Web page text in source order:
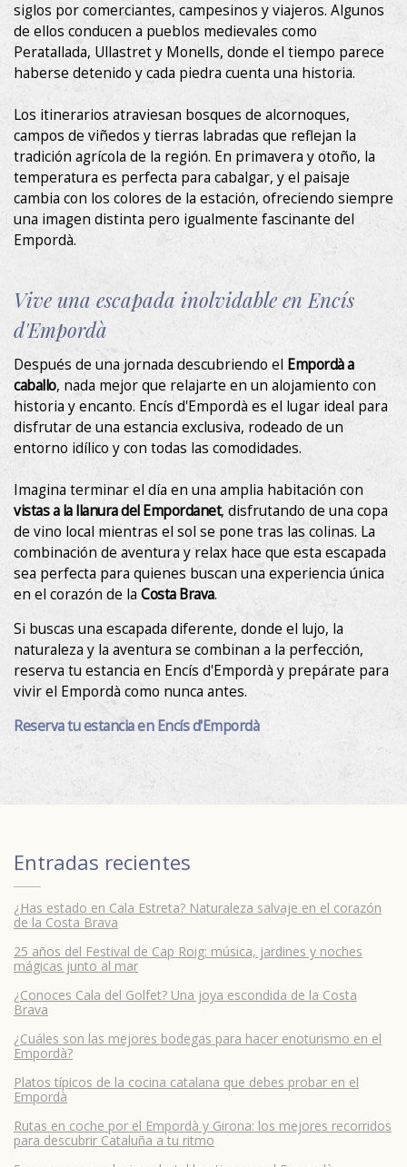
siglos por comerciantes, campesinos y viajeros. Algunos
de ellos conducen a pueblos medievales como
Peratallada, Ullastret y Monells, donde el tiempo parece
haberse detenido y cada piedra cuenta una historia.
Los itinerarios atraviesan bosques de alcornoques,
campos de viñedos y tierras labradas que reflejan la
tradición agrícola de la región. En primavera y otoño, la
temperatura es perfecta para cabalgar, y el paisaje
cambia con los colores de la estación, ofreciendo siempre
una imagen distinta pero igualmente fascinante del
Empordà.
Vive una escapada inolvidable en Encís
d'Empordà
Después de una jornada descubriendo el Empordà a
caballo, nada mejor que relajarte en un alojamiento con
historia y encanto. Encís d'Empordà es el lugar ideal para
disfrutar de una estancia exclusiva, rodeado de un
entorno idílico y con todas las comodidades.
Imagina terminar el día en una amplia habitación con
vistas a la llanura del Empordanet, disfrutando de una copa
de vino local mientras el sol se pone tras las colinas. La
combinación de aventura y relax hace que esta escapada
sea perfecta para quienes buscan una experiencia única
en el corazón de la Costa Brava.
Si buscas una escapada diferente, donde el lujo, la
naturaleza y la aventura se combinan a la perfección,
reserva tu estancia en Encís d'Empordà y prepárate para
vivir el Empordà como nunca antes.
Reserva tu estancia en Encís d'Empordà
Entradas recientes
¿Has estado en Cala Estreta? Naturaleza salvaje en el corazón
de la Costa Brava
25 años del Festival de Cap Roig: música, jardines y noches
mágicas junto al mar
¿Conoces Cala del Golfet? Una joya escondida de la Costa
Brava
¿Cuáles son las mejores bodegas para hacer enoturismo en el
Empordà?
Platos típicos de la cocina catalana que debes probar en el
Empordà
Rutas en coche por el Empordà y Girona: los mejores recorridos
para descubrir Cataluña a tu ritmo